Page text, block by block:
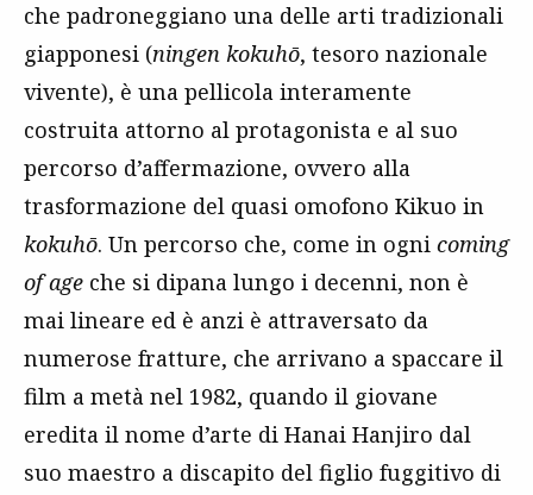
che padroneggiano una delle arti tradizionali
giapponesi (ningen kokuhō, tesoro nazionale
vivente), è una pellicola interamente
costruita attorno al protagonista e al suo
percorso d’affermazione, ovvero alla
trasformazione del quasi omofono Kikuo in
kokuhō. Un percorso che, come in ogni coming
of age che si dipana lungo i decenni, non è
mai lineare ed è anzi è attraversato da
numerose fratture, che arrivano a spaccare il
film a metà nel 1982, quando il giovane
eredita il nome d’arte di Hanai Hanjiro dal
suo maestro a discapito del figlio fuggitivo di